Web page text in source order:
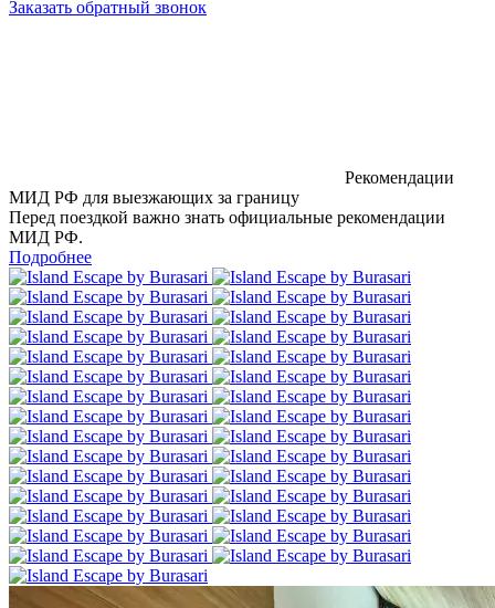
Заказать обратный звонок
Рекомендации
МИД РФ для выезжающих за границу
Перед поездкой важно знать официальные рекомендации
МИД РФ.
Подробнее